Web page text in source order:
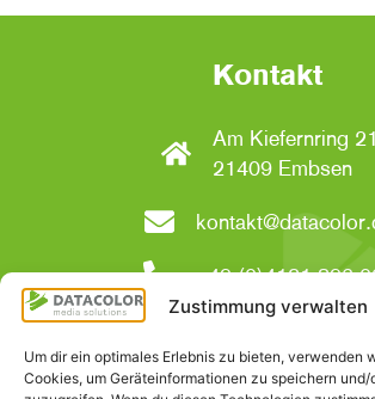
Zustimmung verwalten
Um dir ein optimales Erlebnis zu bieten, verwenden
Cookies, um Geräteinformationen zu speichern und/
Kontakt
Am Kiefernring 21
21409 Embsen
+49 (0)4131 896-
Social Media